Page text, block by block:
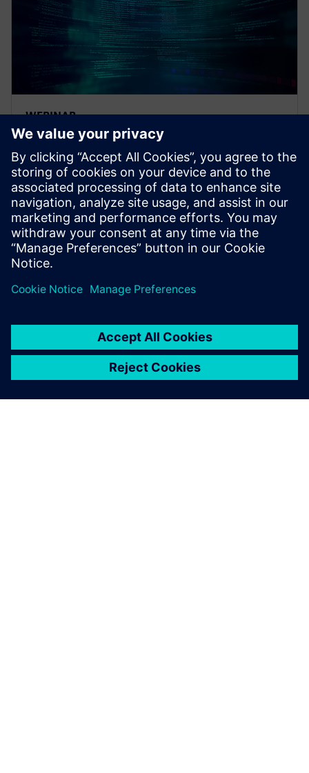
WEBINAR
Strategies to optimize your E/E
systems tool deployments
Strategies and opportunities for optimizing your EE
systems development tool deployments.